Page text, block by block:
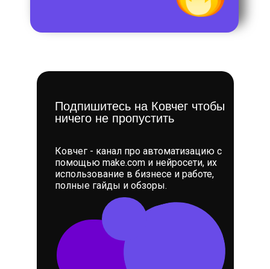
Подпишитесь на Ковчег чтобы
ничего не пропустить
Ковчег - канал про автоматизацию с
помощью make.com и нейросети, их
использование в бизнесе и работе,
полные гайды и обзоры.